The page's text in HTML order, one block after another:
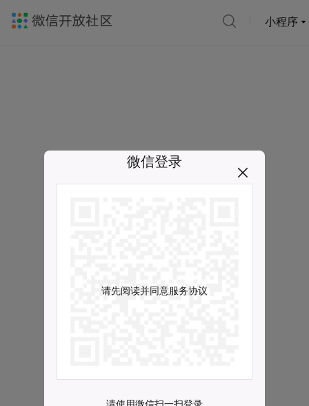
小程序
微信登录
请先阅读并同意服务协议
请使用微信扫一扫登录